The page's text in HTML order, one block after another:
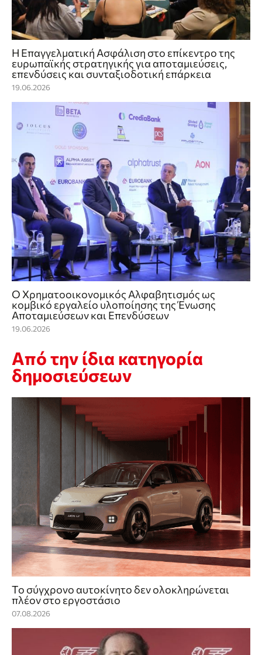
Η Επαγγελματική Ασφάλιση στο επίκεντρο της
ευρωπαϊκής στρατηγικής για αποταμιεύσεις,
επενδύσεις και συνταξιοδοτική επάρκεια
19.06.2026
Ο Χρηματοοικονομικός Αλφαβητισμός ως
κομβικό εργαλείο υλοποίησης της Ένωσης
Αποταμιεύσεων και Επενδύσεων
19.06.2026
Από την ίδια κατηγορία
δημοσιεύσεων
Το σύγχρονο αυτοκίνητο δεν ολοκληρώνεται
πλέον στο εργοστάσιο
07.08.2026